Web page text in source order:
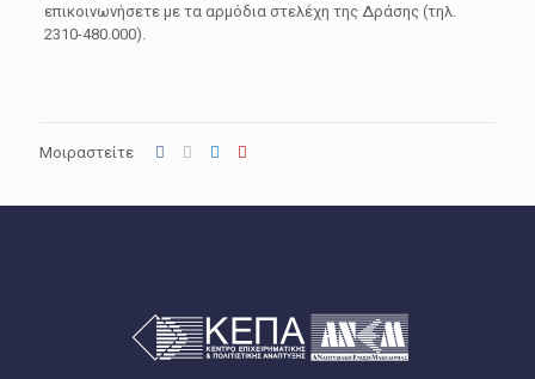
επικοινωνήσετε με τα αρμόδια στελέχη της Δράσης (τηλ.
2310-480.000).
Μοιραστείτε